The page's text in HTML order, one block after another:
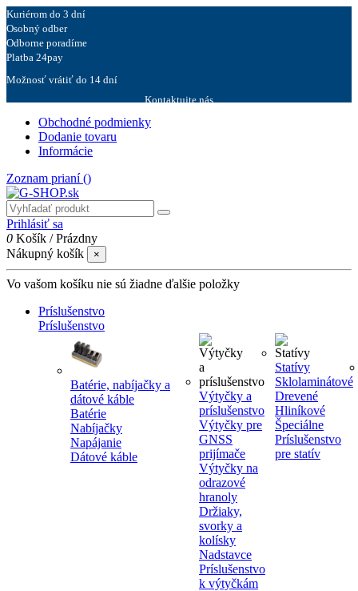
Kuriérom do 3 dní
Osobný odber
Odborne poradíme
Platba 24pay
Možnosť vrátiť do 14 dní
Kontaktujte nás
Obchodné podmienky
Dodanie tovaru
Informácie
Zoznam prianí ()
Prihlásiť sa
0 Košík /Prázdny
Nákupný košík
×
Vo vašom košíku nie sú žiadne ďalšie položky
Príslušenstvo
Príslušenstvo
Batérie, nabíjačky a
dátové káble
Batérie
Nabíjačky
Napájanie
Dátové káble
Výtyčky a
príslušenstvo
Výtyčky pre
GNSS
prijímače
Výtyčky na
odrazové
hranoly
Držiaky,
svorky a
kolísky
Nadstavce
Príslušenstvo
k výtyčkám
Statívy
Sklolaminátové
Drevené
Hliníkové
Špeciálne
Príslušenstvo
pre statív